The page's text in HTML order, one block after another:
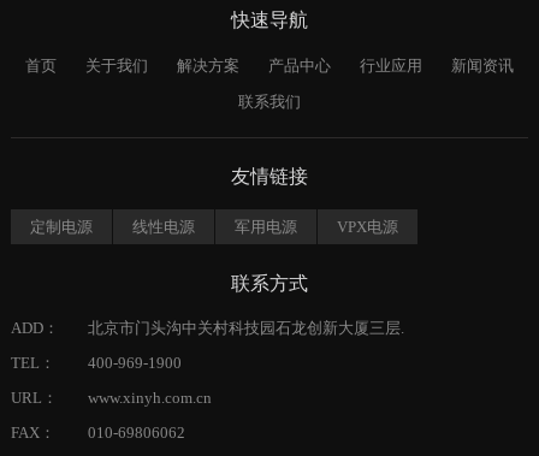
快速导航
首页 关于我们 解决方案 产品中心 行业应用
新闻资讯
联系我们
友情链接
定制电源 线性电源 军用电源 VPX电源
联系方式
ADD：
北京市门头沟中关村科技园石龙创新大厦三层.
TEL：
400-969-1900
URL：
www.xinyh.com.cn
FAX：
010-69806062